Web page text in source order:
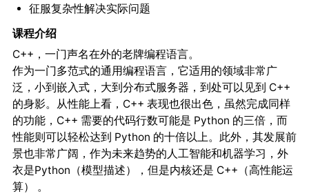
征服复杂性解决实际问题
课程介绍
C++，一门声名在外的老牌编程语言。
作为一门多范式的通用编程语言，它适用的领域非常广
泛，小到嵌入式，大到分布式服务器，到处可以见到 C++
的身影。从性能上看，C++ 表现也很出色，虽然完成同样
的功能，C++ 需要的代码行数可能是 Python 的三倍，而
性能则可以轻松达到 Python 的十倍以上。此外，其发展前
景也非常广阔，作为未来趋势的人工智能和机器学习，外
衣是Python（模型描述），但是内核还是 C++（高性能运
算） 。